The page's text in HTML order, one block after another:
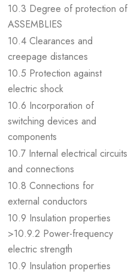
10.3 Degree of protection of
ASSEMBLIES
10.4 Clearances and
creepage distances
10.5 Protection against
electric shock
10.6 Incorporation of
switching devices and
components
10.7 Internal electrical circuits
and connections
10.8 Connections for
external conductors
10.9 Insulation properties
>10.9.2 Power-frequency
electric strength
10.9 Insulation properties